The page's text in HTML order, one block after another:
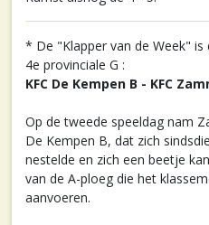
* De "Klapper van de Week"
4e provinciale G :
KFC De Kempen B - KFC
Op de tweede speeldag nam
De Kempen B, dat zich
nestelde en zich een beetje
van de A-ploeg die het
aanvoeren.